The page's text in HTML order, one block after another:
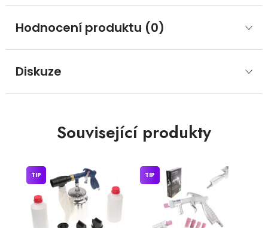
Hodnocení produktu (0)
Diskuze
Související produkty
TIP TIP